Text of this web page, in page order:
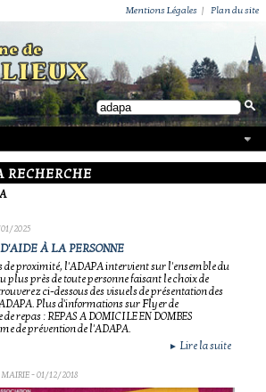
Mentions Légales | Plan du site
RECHERCHE
2025
À LA PERSONNE
de proximité, l'ADAPA intervient sur l'ensemble du
plus près de toute personne faisant le choix de
ci-dessous des visuels de présentation des
Plus d'informations sur Flyer de
repas : REPAS A DOMICILE EN DOMBES
de prévention de l'ADAPA.
► Lire la suite
MAIRIE- 01/12/2018